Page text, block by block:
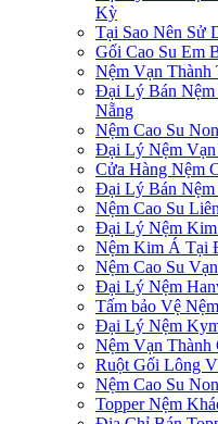
Kỳ
Tại Sao Nên Sử
Gối Cao Su Em
Nệm Vạn
Đại Lý Bán Nệm
Nẵng
Nệm Cao Su
Đại Lý Nệm Vạn
Cửa Hàng Nệm
Đại Lý Bán Nệm
Nệm Cao Su
Đại Lý Nệm
Nệm Kim Á Tại
Nệm Cao Su
Đại Lý Nệm
Tấm bảo Vệ
Đại Lý Nệm
Nệm Vạn
Ruột Gối Lông
Nệm Cao Su
Topper Nệm